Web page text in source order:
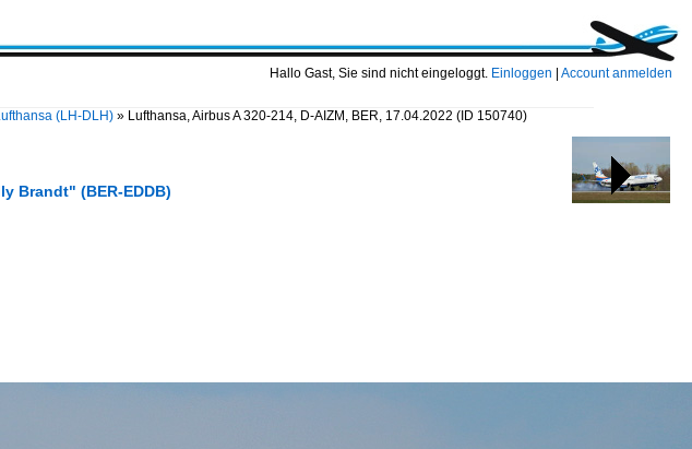
Hallo Gast, Sie sind nicht eingeloggt. Einloggen Account anmelden
(LH-DLH) » Lufthansa, Airbus A 320-214, D-AIZM, BER, 17.04.2022 (ID 150740)
Brandt" (BER-EDDB)